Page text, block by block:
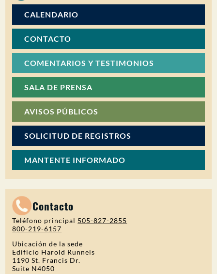
CALENDARIO
CONTACTO
COMENTARIOS Y TESTIMONIOS
SALA DE PRENSA
AVISOS PÚBLICOS
SOLICITUD DE REGISTROS
MANTENTE INFORMADO
Contacto
Teléfono principal 505-827-2855
800-219-6157
Ubicación de la sede
Edificio Harold Runnels
1190 St. Francis Dr.
Suite N4050